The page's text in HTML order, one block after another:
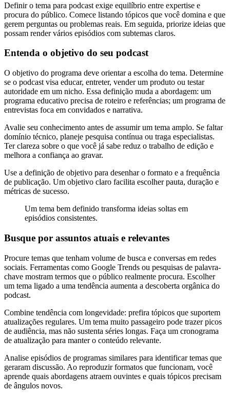
Definir o tema para podcast exige equilíbrio entre expertise e
procura do público. Comece listando tópicos que você domina e que
gerem perguntas ou problemas reais. Em seguida, priorize ideias que
possam render vários episódios com subtemas claros.
Entenda o objetivo do seu podcast
O objetivo do programa deve orientar a escolha do tema. Determine
se o podcast visa educar, entreter, vender um produto ou testar
autoridade em um nicho. Essa definição muda a abordagem: um
programa educativo precisa de roteiro e referências; um programa de
entrevistas foca em convidados e narrativa.
Avalie seu conhecimento antes de assumir um tema amplo. Se faltar
domínio técnico, planeje pesquisa contínua ou traga especialistas.
Ter clareza sobre o que você já sabe reduz o trabalho de edição e
melhora a confiança ao gravar.
Use a definição de objetivo para desenhar o formato e a frequência
de publicação. Um objetivo claro facilita escolher pauta, duração e
métricas de sucesso.
Um tema bem definido transforma ideias soltas em
episódios consistentes.
Busque por assuntos atuais e relevantes
Procure temas que tenham volume de busca e conversas em redes
sociais. Ferramentas como Google Trends ou pesquisas de palavra-
chave mostram termos que o público realmente procura. Escolher
um tema ligado a uma tendência aumenta a descoberta orgânica do
podcast.
Combine tendência com longevidade: prefira tópicos que suportem
atualizações regulares. Um tema muito passageiro pode trazer picos
de audiência, mas não sustenta séries longas. Faça um cronograma
de atualização para manter o conteúdo relevante.
Analise episódios de programas similares para identificar temas que
geraram discussão. Ao reproduzir formatos que funcionam, você
aprende quais abordagens atraem ouvintes e quais tópicos precisam
de ângulos novos.